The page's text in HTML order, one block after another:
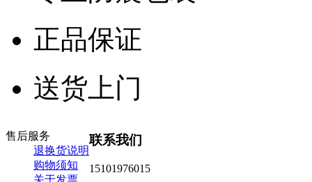
正品保证
送货上门
售后服务
退换货说明
购物须知
联系我们
15101976015